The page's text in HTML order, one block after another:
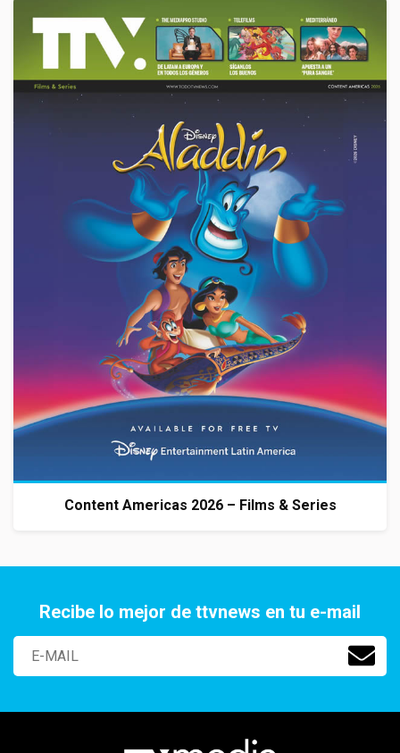
Content Americas 2026 – Films & Series
Recibe lo mejor de ttvnews en tu e-mail